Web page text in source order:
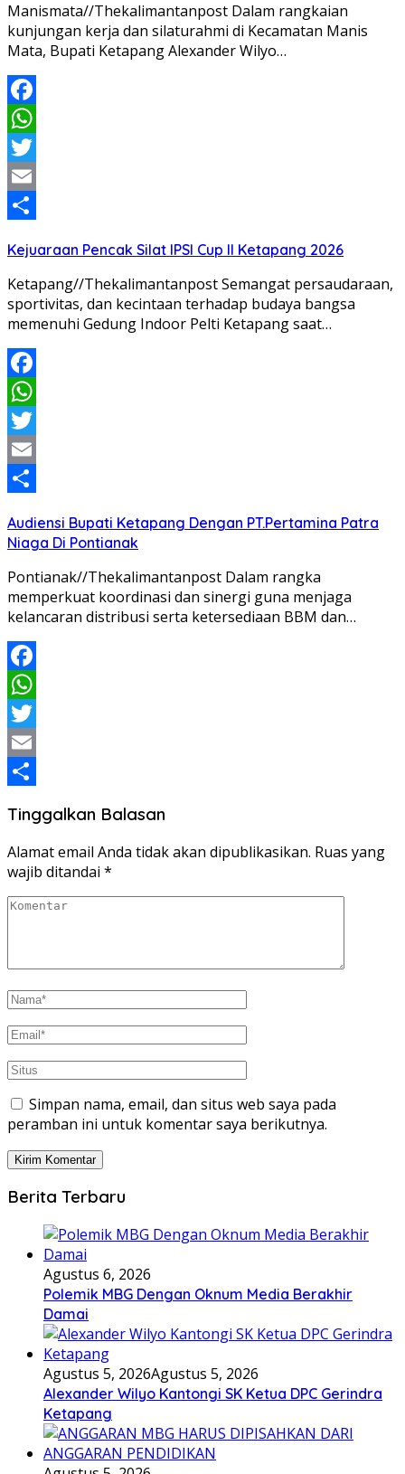
Manismata//Thekalimantanpost Dalam rangkaian
kunjungan kerja dan silaturahmi di Kecamatan Manis
Mata, Bupati Ketapang Alexander Wilyo…
Facebook
WhatsApp
Twitter
Email
Kejuaraan Pencak Silat IPSI Cup II Ketapang 2026
Ketapang//Thekalimantanpost Semangat persaudaraan,
sportivitas, dan kecintaan terhadap budaya bangsa
memenuhi Gedung Indoor Pelti Ketapang saat…
Facebook
WhatsApp
Twitter
Email
Audiensi Bupati Ketapang Dengan PT.Pertamina Patra
Niaga Di Pontianak
Pontianak//Thekalimantanpost Dalam rangka
memperkuat koordinasi dan sinergi guna menjaga
kelancaran distribusi serta ketersediaan BBM dan…
Facebook
WhatsApp
Twitter
Email
Tinggalkan Balasan
Alamat email Anda tidak akan dipublikasikan. Ruas yang
wajib ditandai *
Simpan nama, email, dan situs web saya pada
peramban ini untuk komentar saya berikutnya.
Berita Terbaru
Agustus 6, 2026
Polemik MBG Dengan Oknum Media Berakhir
Damai
Agustus 5, 2026Agustus 5, 2026
Alexander Wilyo Kantongi SK Ketua DPC Gerindra
Ketapang